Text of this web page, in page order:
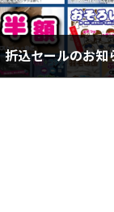
折込セールのお知